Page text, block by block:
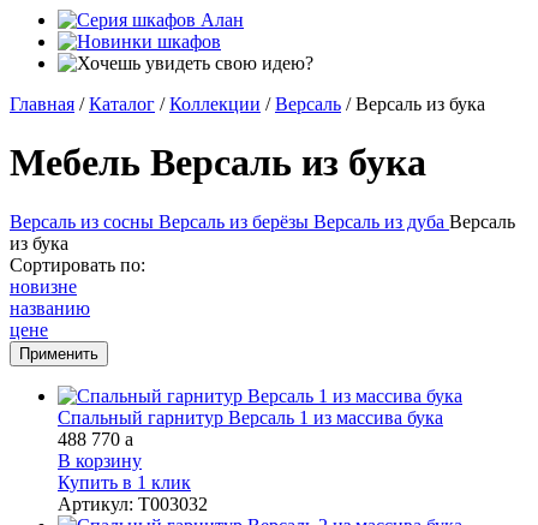
Главная / Каталог / Коллекции / Версаль / Версаль из бука
Мебель Версаль из бука
Версаль из сосны Версаль из берёзы Версаль из дуба Версаль
из бука
Сортировать по:
новизне
названию
цене
Спальный гарнитур Версаль 1 из массива бука
488 770 a
В корзину
Купить в 1 клик
Артикул: Т003032